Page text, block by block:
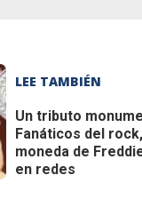
LEE TAMBIÉN
Un tributo
Fanáticos del
moneda de
en redes